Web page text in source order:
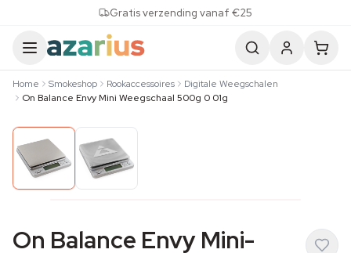
Gratis verzending vanaf €25
Home Smokeshop Rookaccessoires
Digitale Weegschalen
On Balance Envy Mini Weegschaal 500g 0 01g
On Balance Envy Mini-